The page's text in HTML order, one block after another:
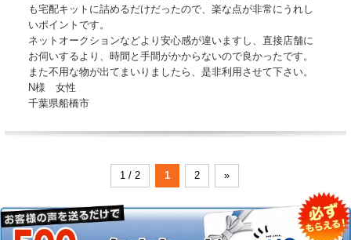
も宅配キットに詰めるだけだったので、楽な点が非常にうれし
いポイントです。
ネットオークションなどより安心感が違いますし、直接店舗に
お伺いするより、時間と手間がかからないので良かったです。
また不用な物が出てまいりましたら、是非利用させて下さい。
N様 女性
千葉県船橋市
1 / 2 1 2 »